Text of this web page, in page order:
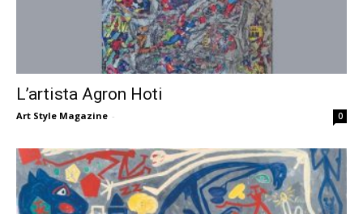
L’artista Agron Hoti
Art Style Magazine - 0